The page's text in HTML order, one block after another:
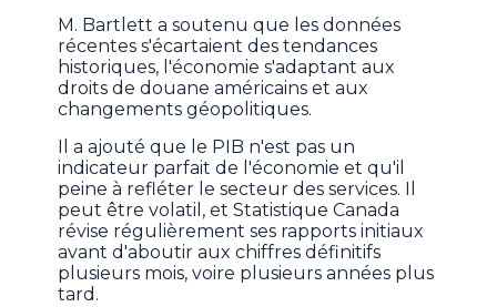
M. Bartlett a soutenu que les données
récentes s'écartaient des tendances
historiques, l'économie s'adaptant aux
droits de douane américains et aux
changements géopolitiques.
Il a ajouté que le PIB n'est pas un
indicateur parfait de l'économie et qu'il
peine à refléter le secteur des services. Il
peut être volatil, et Statistique Canada
révise régulièrement ses rapports initiaux
avant d'aboutir aux chiffres définitifs
plusieurs mois, voire plusieurs années plus
tard.